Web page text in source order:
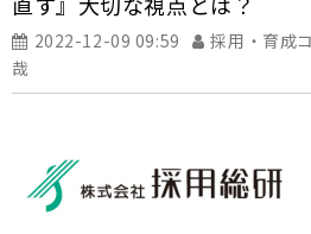
2022-12-09 09:59
採用・育成
哉